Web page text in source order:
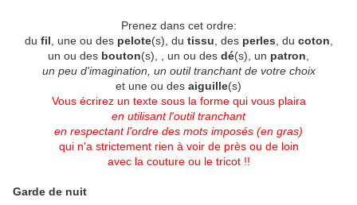
Prenez dans cet ordre:
du fil , une ou des pelote(s), du tissu , des perles , du coton
un ou des bouton(s), , un ou des dé(s), un patron
un peu d'imagination, un outil tranchant de votre choix
et une ou des aiguille(s)
Vous écrirez un texte sous la forme qui vous plaira
en utilisant l'outil tranchant
en respectant l'ordre des mots imposés (en gras)
qui n'a strictement rien à voir de près ou de loin
avec la couture ou le tricot !!
Garde de nuit